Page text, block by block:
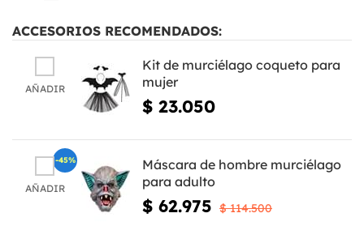
ACCESORIOS RECOMENDADOS:
AÑADIR
Kit de murciélago coqueto para
mujer
$ 23.050
AÑADIR
Máscara de hombre murciélago
para adulto
$ 62.975 $ 114.500
-45%